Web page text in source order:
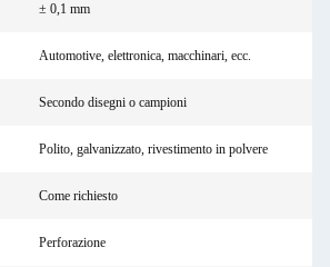
± 0,1 mm
Automotive, elettronica, macchinari, ecc.
Secondo disegni o campioni
Polito, galvanizzato, rivestimento in polvere
Come richiesto
Perforazione